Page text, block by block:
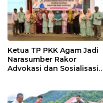
Ketua TP PKK Agam Jadi
Narasumber Rakor
Advokasi dan Sosialisasi